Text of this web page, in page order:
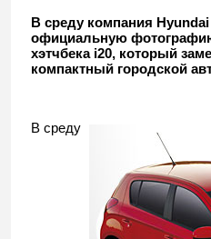
В среду компания
официальную
хэтчбека i20, который
компактный городской
В среду